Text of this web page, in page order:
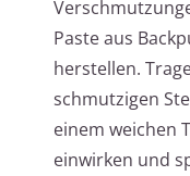
Paste aus
herstellen.
schmutzigen
einem weichen
einwirken und